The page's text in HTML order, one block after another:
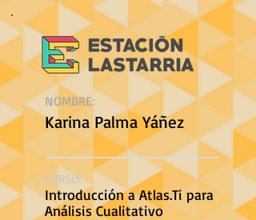
NOMBRE:
Karina Palma Yáñez
CURSO:
Introducción a Atlas.Ti para
Análisis Cualitativo